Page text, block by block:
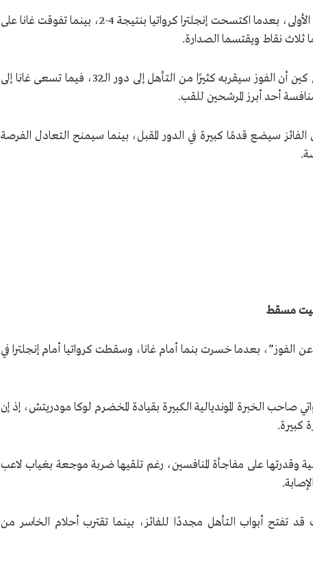
وحقق المنتخبان بداية مثالية في الجولة الأولى، بعدما اكتسحت إنجلترا كرواتيا بنتيجة 4-2، بينما تفوقت غانا على
نقاط ويقتسما الصدارة.
ويدرك المنتخب الإنجليزي بقيادة هاري كين أن الفوز سيقربه كثيرًا من التأهل إلى دور الـ32، فيما تسعى غانا إلى
أحد أبرز المرشحين للقب.
سيضع قدمًا كبيرة في الدور المقبل، بينما سيمنح التعادل الفرصة
عن الفوز”، بعدما خسرت بنما أمام غانا، وسقطت كرواتيا أمام إنجلترا في
صاحب الخبرة المونديالية الكبيرة بقيادة المخضرم لوكا مودريتش، إذ إن
كبيرة.
وقدرتها على مفاجأة المنافسين، رغم تلقيها ضربة موجعة بغياب لاعب
قد تفتح أبواب التأهل مجددًا للفائز، بينما تقترب أحلام الخاسر من